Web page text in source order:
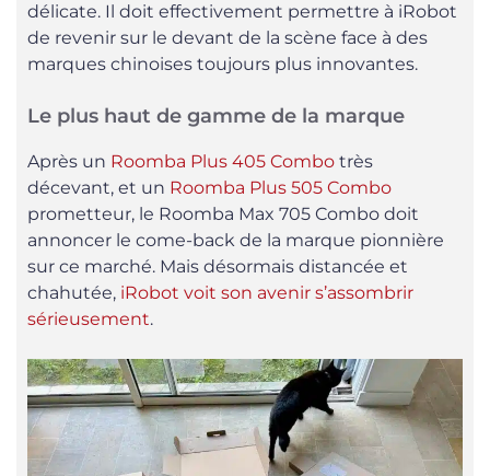
délicate. Il doit effectivement permettre à iRobot
de revenir sur le devant de la scène face à des
marques chinoises toujours plus innovantes.
Le plus haut de gamme de la marque
Après un Roomba Plus 405 Combo très
décevant, et un Roomba Plus 505 Combo
prometteur, le Roomba Max 705 Combo doit
annoncer le come-back de la marque pionnière
sur ce marché. Mais désormais distancée et
chahutée, iRobot voit son avenir s’assombrir
sérieusement.